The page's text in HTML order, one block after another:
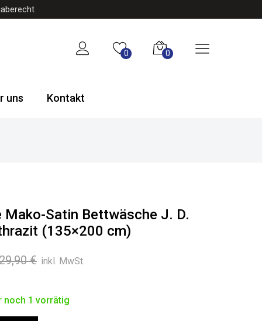
0 0
uns Kontakt
Mako-Satin Bettwäsche J. D.
(135×200 cm)
€ Ursprünglicher
war:
129,90 €
Aktueller
ist:
114,90 €.
inkl. MwSt.
noch 1 vorrätig